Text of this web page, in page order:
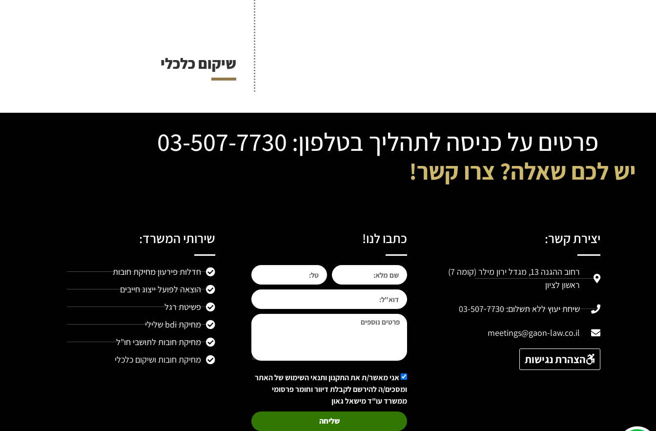
שיקום כלכלי
פרטים על כניסה לתהליך בטלפון: 03-507-7730
יש לכם שאלה? צרו קשר!
יצירת קשר:
רחוב ההגנה 13, מגדל ירון מילר (קומה 7)
ראשון לציון
שיחת יעוץ ללא תשלום: 03-507-7730
meetings@gaon-law.co.il
הצהרת נגישות
כתבו לנו!
אני מאשר/ת את התקנון ותנאי השימוש של האתר
ומסכים/ה להירשם לקבלת דיוור וחומר פרסומי
ממשרד עו"ד מישאל גאון
שליחה
שירותי המשרד:
חדלות פירעון מחיקת חובות
הוצאה לפועל ייצוג חייבים
פשיטת רגל
מחיקת bdi שלילי
מחיקת חובות לתושבי חו"ל
מחיקת חובות ושיקום כלכלי